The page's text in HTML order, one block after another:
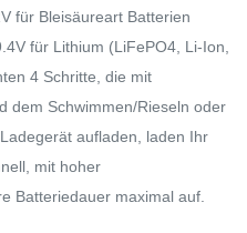
für Bleisäureart Batterien
für Lithium (LiFePO4, Li-Ion,
4 Schritte, die mit
dem Schwimmen/Rieseln oder
aufladen, laden Ihr
mit hoher
Batteriedauer maximal auf.